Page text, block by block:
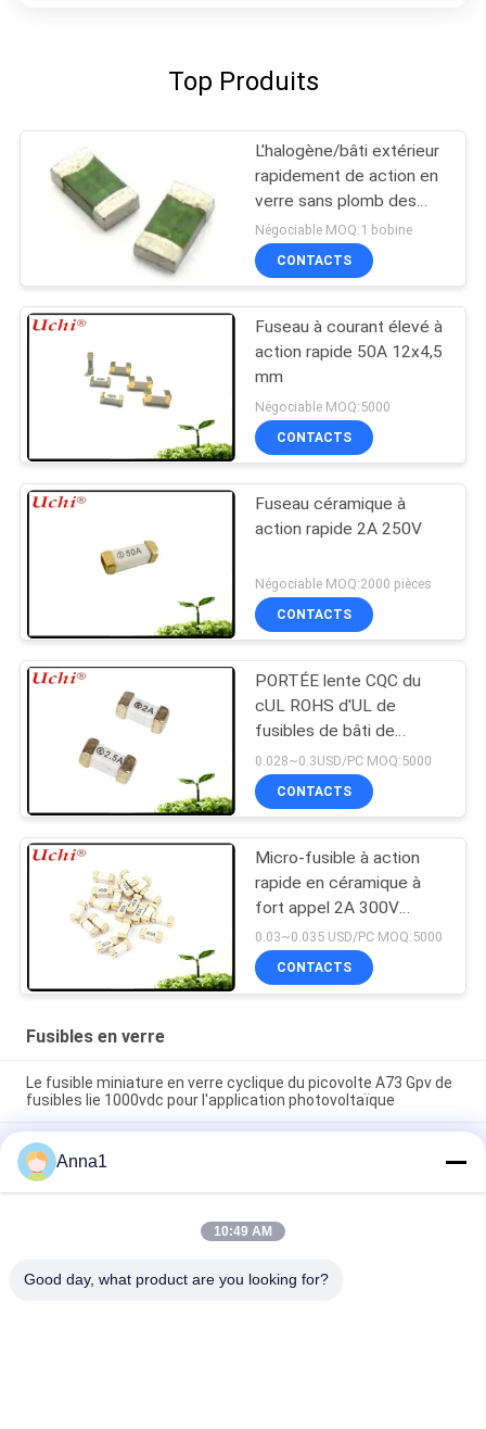
Top Produits
L'halogène/bâti extérieur
rapidement de action en
verre sans plomb des
fusibles 1206 fond
Négociable MOQ:1 bobine
CONTACTS
Fuseau à courant élevé à
action rapide 50A 12x4,5
mm
Négociable MOQ:5000
CONTACTS
Fuseau céramique à
action rapide 2A 250V
Négociable MOQ:2000 pièces
CONTACTS
PORTÉE lente CQC du
cUL ROHS d'UL de
fusibles de bâti de
surface du coup SMD
1808 T 2A 125V
0.028~0.3USD/PC MOQ:5000
CONTACTS
Micro-fusible à action
rapide en céramique à
fort appel 2A 300V
6.1x2.5 Mm SSF1200
0.03~0.035 USD/PC MOQ:5000
CONTACTS
Fusibles en verre
Le fusible miniature en verre cyclique du picovolte A73 Gpv de
fusibles lie 1000vdc pour l'application photovoltaïque
476 séries SMD1140 ralentissent le fusible extérieur 1A
250VAC 400VDC de Pico de bâti de coup pour l'éclairage de
LED
Haute tension 5,500 fusible en céramique de laps de temps du
fusible 500V de tube de verre de série pour l'alimentation
Anna1
10:49 AM
Good day, what product are you looking for?